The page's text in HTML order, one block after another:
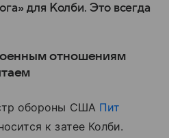
для Колби. Это всегда
отношениям
обороны США Пит
к затее Колби.